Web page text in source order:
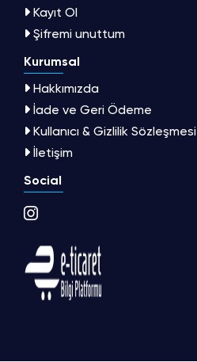
Kayıt Ol
Şifremi unuttum
Kurumsal
Hakkımızda
İade ve Geri Ödeme
Kullanıcı & Gizlilik Sözleşmesi
İletişim
Social